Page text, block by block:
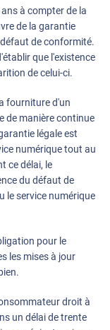
à compter de la
de la garantie
de conformité.
que l'existence
de celui-ci.
fourniture d'un
de manière continue
légale est
numérique tout au
ce délai, le
du défaut de
le service numérique
pour le
les mises à jour
droit à
un délai de trente